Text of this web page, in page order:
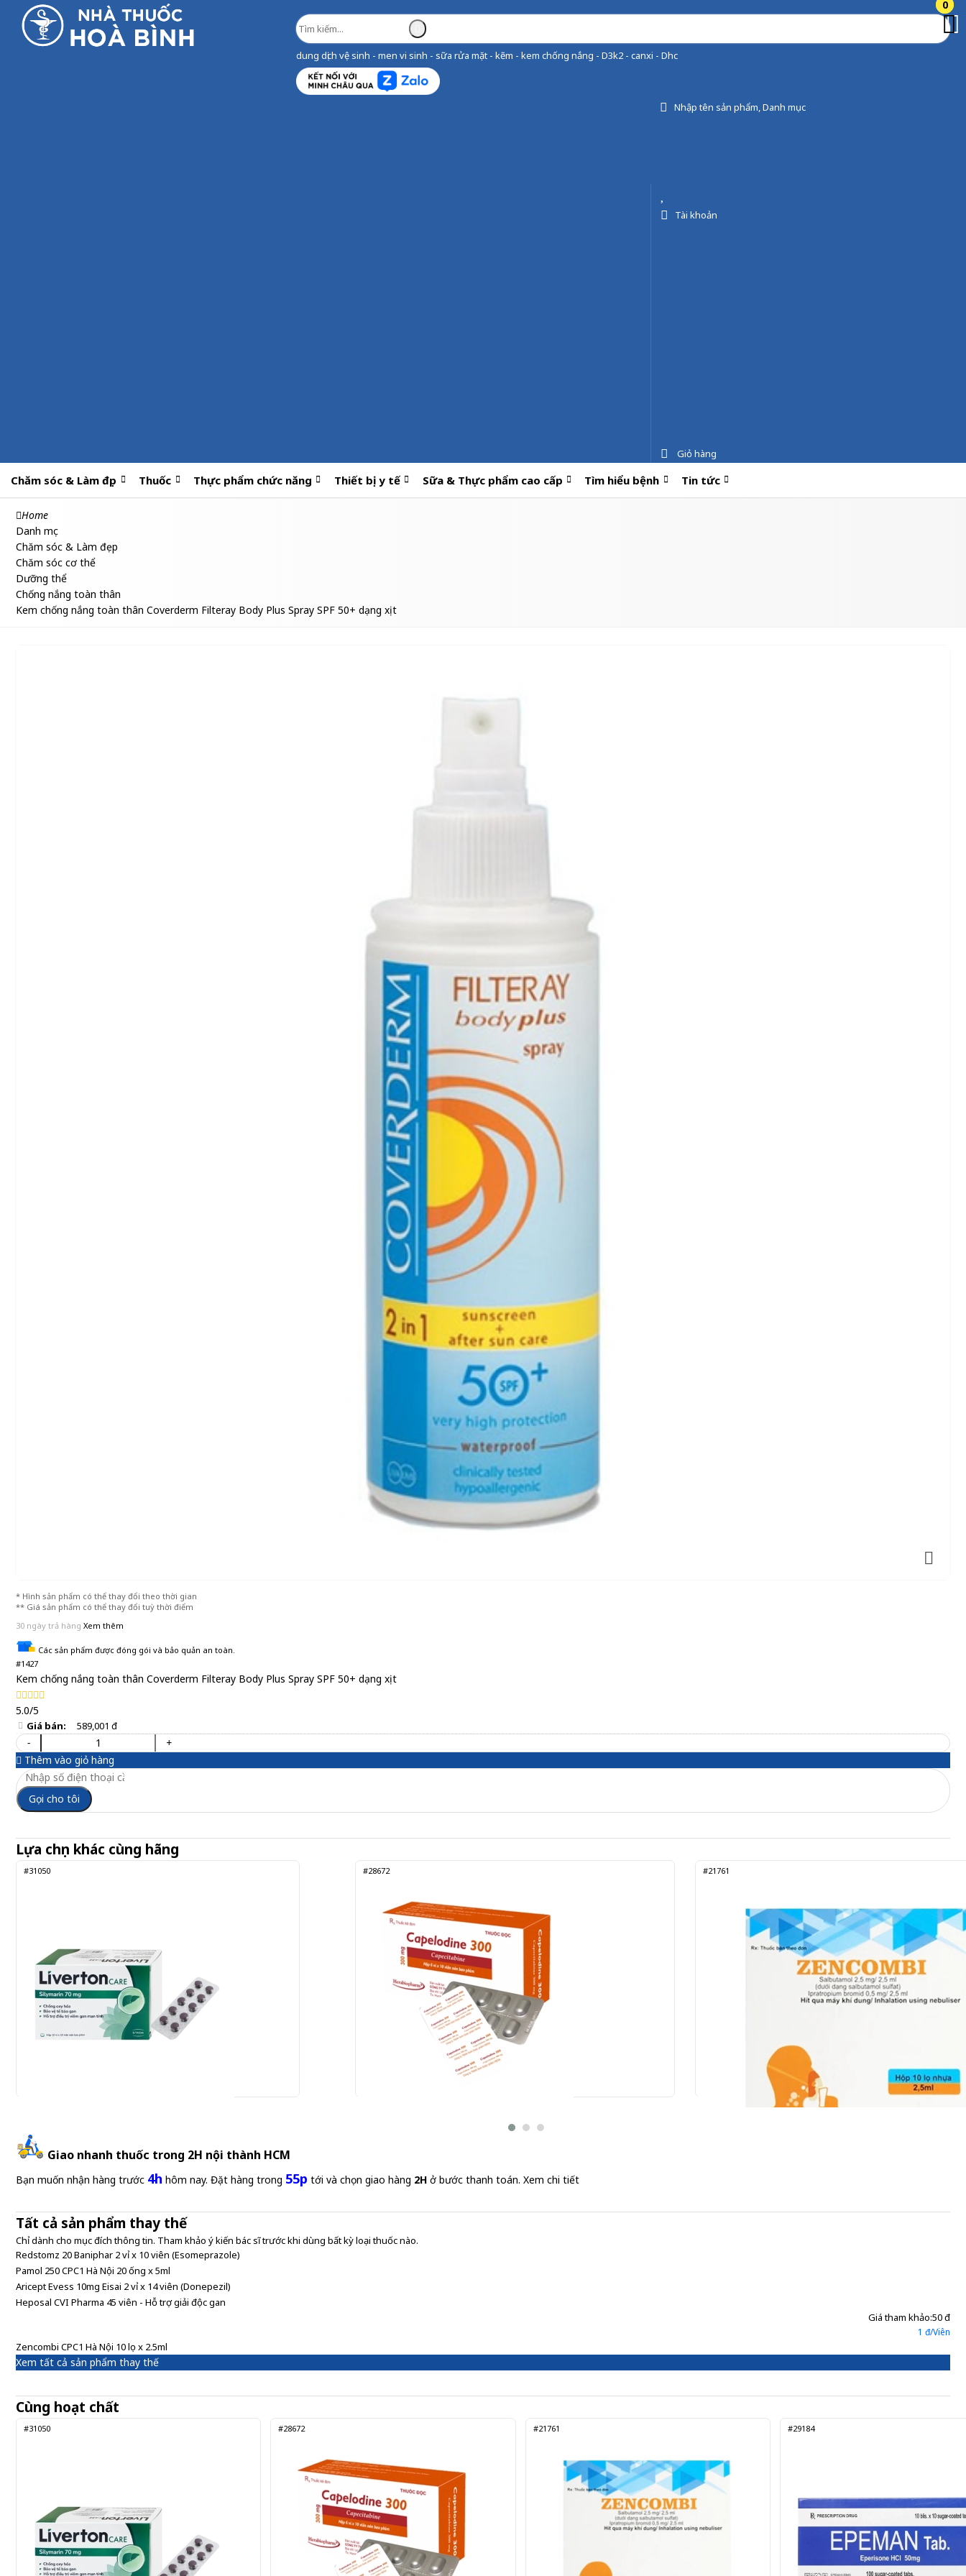
dung dịch vệ sinh - men vi sinh - sữa rửa mặt - kẽm - kem chống nắng - D3k2 - canxi - Dhc
Nhập tên sản phẩm, Danh mục
0
Tài khoản
0
Giỏ hàng
Chăm sóc & Làm đẹp Thuốc Thực phẩm chức năng Thiết bị y tế Sữa & Thực phẩm cao cấp Tìm hiểu bệnh Tin tức
Home
Danh mục
Chăm sóc & Làm đẹp
Chăm sóc cơ thể
Dưỡng thể
Chống nắng toàn thân
Kem chống nắng toàn thân Coverderm Filteray Body Plus Spray SPF 50+ dạng xịt
* Hình sản phẩm có thể thay đổi theo thời gian
** Giá sản phẩm có thể thay đổi tuỳ thời điểm
30 ngày trả hàng Xem thêm
Các sản phẩm được đóng gói và bảo quản an toàn.
#1427
Kem chống nắng toàn thân Coverderm Filteray Body Plus Spray SPF 50+ dạng xịt
5.0/5
Giá bán: 589,001 đ
-
+
Thêm vào giỏ hàng
Gọi cho tôi
Lựa chọn khác cùng hãng
#31050
Gửi đơn thuốc
#28672
Capelodine 300 Herabiopharm 6 vỉ x 10 viên (Capecitabine)
Gửi đơn thuốc
#21761
Giao nhanh thuốc trong 2H nội thành HCM
Bạn muốn nhận hàng trước 4h hôm nay. Đặt hàng trong 55p tới và chọn giao hàng 2H ở bước thanh toán. Xem chi tiết
Tất cả sản phẩm thay thế
Chỉ dành cho mục đích thông tin. Tham khảo ý kiến bác sĩ trước khi dùng bất kỳ loại thuốc nào.
Redstomz 20 Baniphar 2 vỉ x 10 viên (Esomeprazole)
Pamol 250 CPC1 Hà Nội 20 ống x 5ml
Aricept Evess 10mg Eisai 2 vỉ x 14 viên (Donepezil)
Heposal CVI Pharma 45 viên - Hỗ trợ giải độc gan
Giá tham khảo:50 đ
1 đ/Viên
Zencombi CPC1 Hà Nội 10 lọ x 2.5ml
Xem tất cả sản phẩm thay thế
Cùng hoạt chất
#31050 #28672 #21761 #29184